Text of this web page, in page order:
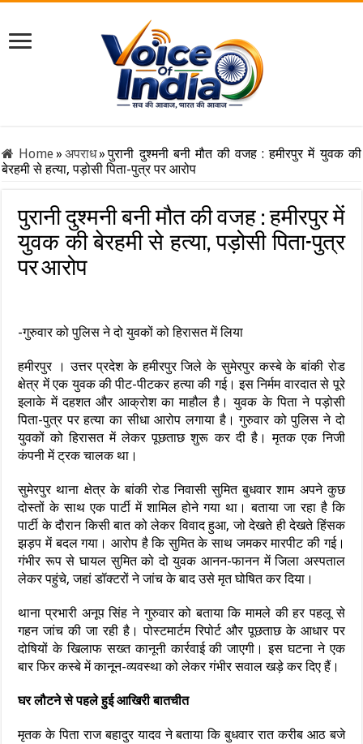
Home» अपराध» पुरानी दुश्मनी बनी मौत की वजह : हमीरपुर में युवक की
बेरहमी से हत्या, पड़ोसी पिता-पुत्र पर आरोप
पुरानी दुश्मनी बनी मौत की वजह : हमीरपुर में
युवक की बेरहमी से हत्या, पड़ोसी पिता-पुत्र
पर आरोप
-गुरुवार को पुलिस ने दो युवकों को हिरासत में लिया
हमीरपुर । उत्तर प्रदेश के हमीरपुर जिले के सुमेरपुर कस्बे के बांकी रोड
क्षेत्र में एक युवक की पीट-पीटकर हत्या की गई। इस निर्मम वारदात से पूरे
इलाके में दहशत और आक्रोश का माहौल है। युवक के पिता ने पड़ोसी
पिता-पुत्र पर हत्या का सीधा आरोप लगाया है। गुरुवार को पुलिस ने दो
युवकों को हिरासत में लेकर पूछताछ शुरू कर दी है। मृतक एक निजी
कंपनी में ट्रक चालक था।
सुमेरपुर थाना क्षेत्र के बांकी रोड निवासी सुमित बुधवार शाम अपने कुछ
दोस्तों के साथ एक पार्टी में शामिल होने गया था। बताया जा रहा है कि
पार्टी के दौरान किसी बात को लेकर विवाद हुआ, जो देखते ही देखते हिंसक
झड़प में बदल गया। आरोप है कि सुमित के साथ जमकर मारपीट की गई।
गंभीर रूप से घायल सुमित को दो युवक आनन-फानन में जिला अस्पताल
लेकर पहुंचे, जहां डॉक्टरों ने जांच के बाद उसे मृत घोषित कर दिया।
थाना प्रभारी अनूप सिंह ने गुरुवार को बताया कि मामले की हर पहलू से
गहन जांच की जा रही है। पोस्टमार्टम रिपोर्ट और पूछताछ के आधार पर
दोषियों के खिलाफ सख्त कानूनी कार्रवाई की जाएगी। इस घटना ने एक
बार फिर कस्बे में कानून-व्यवस्था को लेकर गंभीर सवाल खड़े कर दिए हैं।
घर लौटने से पहले हुई आखिरी बातचीत
मृतक के पिता राज बहादुर यादव ने बताया कि बुधवार रात करीब आठ बजे